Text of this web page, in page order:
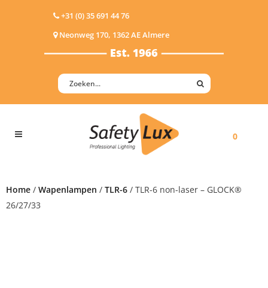
+31 (0) 35 691 44 76
Neonweg 170, 1362 AE Almere
0
Home / Wapenlampen / TLR-6 / TLR-6 non-laser – GLOCK®
26/27/33